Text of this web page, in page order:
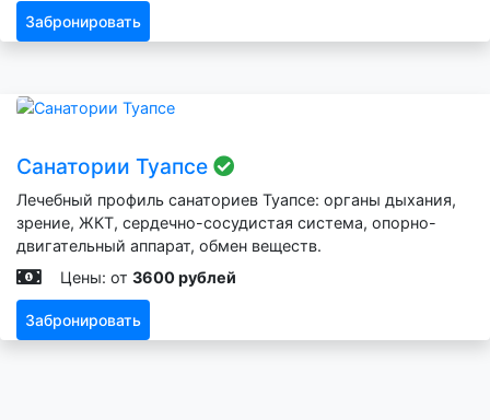
Забронировать
Санатории Туапсе
Лечебный профиль санаториев Туапсе: органы дыхания,
зрение, ЖКТ, сердечно-сосудистая система, опорно-
двигательный аппарат, обмен веществ.
Цены: от 3600 рублей
Забронировать